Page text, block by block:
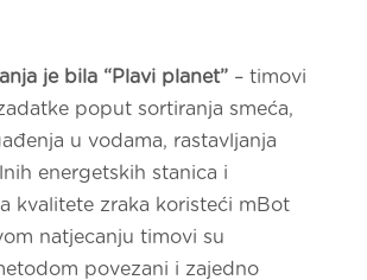
je bila “Plavi planet”– timovi
poput sortiranja smeća,
u vodama, rastavljanja
energetskih stanica i
kvalitete zraka koristeći mBot
natjecanju timovi su
povezani i zajedno